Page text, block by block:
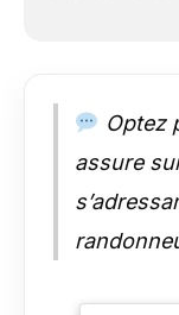
Optez
assure